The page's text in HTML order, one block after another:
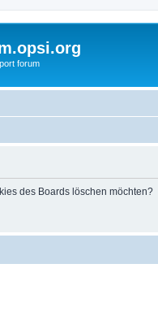
forum
des Boards löschen möchten?